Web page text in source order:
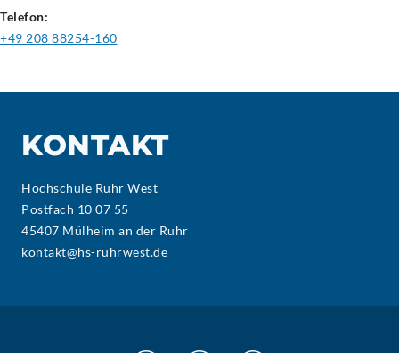
Telefon:
+49 208 88254-160
KONTAKT
Hochschule Ruhr West
Postfach 10 07 55
45407 Mülheim an der Ruhr
kontakt@hs-ruhrwest.de